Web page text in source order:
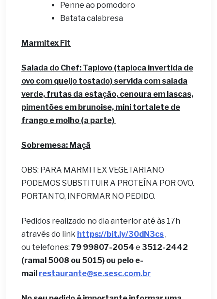
Penne ao pomodoro
Batata calabresa
Marmitex Fit
Salada do Chef: Tapiovo (tapioca invertida de
ovo com queijo tostado) servida com salada
verde, frutas da estação, cenoura em lascas,
pimentões em brunoise, mini tortalete de
frango e molho (a parte)
Sobremesa: Maçã
OBS: PARA MARMITEX VEGETARIANO
PODEMOS SUBSTITUIR A PROTEÍNA POR OVO.
PORTANTO, INFORMAR NO PEDIDO.
Pedidos realizado no dia anterior até às 17h
através do link https://bit.ly/30dN3cs,
ou telefones: 79 99807-2054 e 3512-2442
(ramal 5008 ou 5015) ou pelo e-
mail restaurante@se.sesc.com.br